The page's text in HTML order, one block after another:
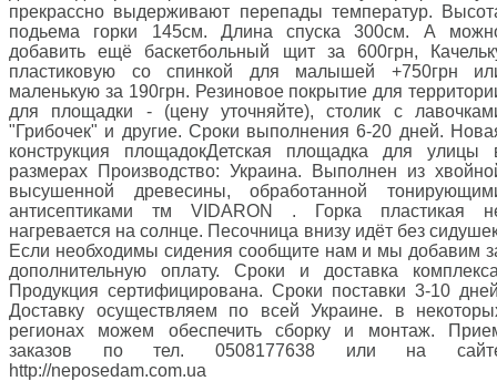
прекрассно выдерживают перепады температур.
подьема горки 145см. Длина спуска 300см. А
добавить ещё баскетбольный щит за 600грн,
пластиковую со спинкой для малышей +750грн
маленькую за 190грн. Резиновое покрытие для
для площадки - (цену уточняйте), столик с
"Грибочек" и другие. Сроки выполнения 6-20 дней.
конструкция площадокДетская площадка для улицы
размерах Производство: Украина. Выполнен из
высушенной древесины, обработанной
антисептиками тм VIDARON . Горка пластикая
нагревается на солнце. Песочница внизу идёт без
Если необходимы сидения сообщите нам и мы добавим
дополнительную оплату. Сроки и доставка
Продукция сертифицирована. Сроки поставки 3-10
Доставку осуществляем по всей Украине. в
регионах можем обеспечить сборку и монтаж.
заказов по тел. 0508177638 или на
http://neposedam.com.ua